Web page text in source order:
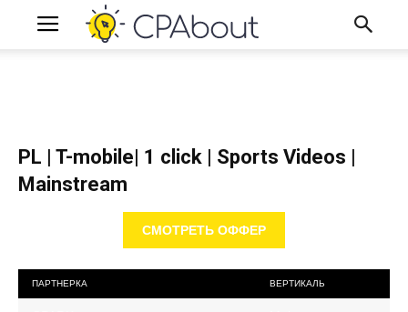
PL | T-mobile| 1 click | Sports Videos |
Mainstream
СМОТРЕТЬ ОФФЕР
ПАРТНЕРКА ВЕРТИКАЛЬ